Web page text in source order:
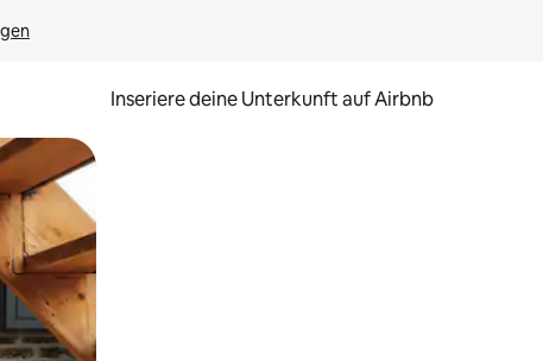
Inseriere deine Unterkunft auf Airbnb